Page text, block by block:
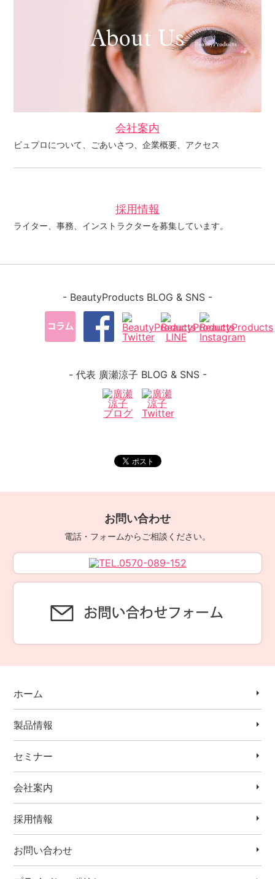
会社案内
ビュプロについて、ごあいさつ、企業概要、アクセス
採用情報
ライター、事務、インストラクターを募集しています。
- BeautyProducts BLOG & SNS -
- 代表 廣瀬涼子 BLOG & SNS -
お問い合わせ
電話・フォームからご相談ください。
ホーム
製品情報
セミナー
会社案内
採用情報
お問い合わせ